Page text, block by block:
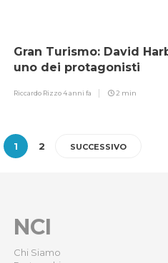
Gran Turismo: David
uno dei protagonisti
Riccardo Rizzo4 anni fa 2 min
1 2 SUCCESSIVO
NCI
Chi Siamo